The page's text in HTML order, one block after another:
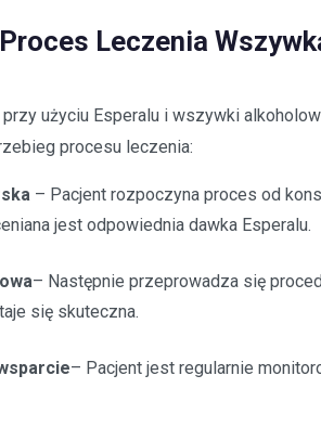
Leczenia
użyciu Esperalu i wszywki
procesu leczenia:
– Pacjent rozpoczyna proces od
jest odpowiednia dawka Esperalu.
– Następnie przeprowadza się
się skuteczna.
– Pacjent jest regularnie